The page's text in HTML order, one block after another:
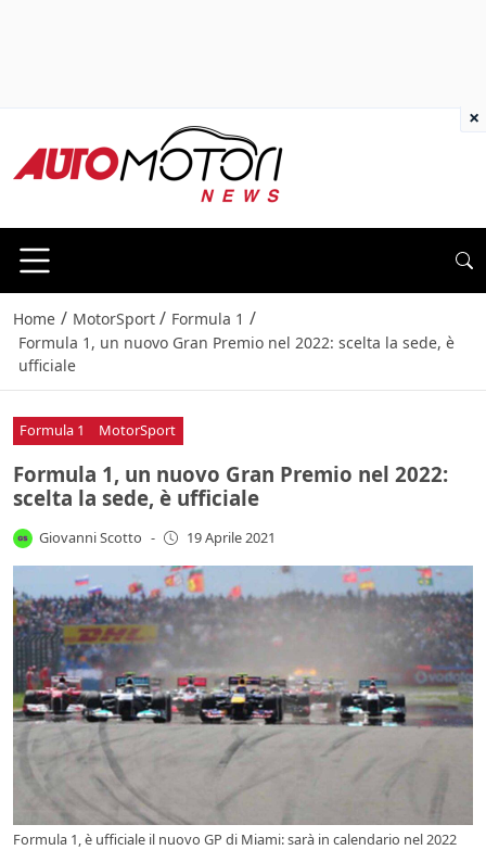
Home / MotorSport / Formula 1 /
Formula 1, un nuovo Gran Premio nel 2022: scelta la sede, è
ufficiale
Formula 1 MotorSport
Formula 1, un nuovo Gran Premio nel 2022:
scelta la sede, è ufficiale
Giovanni Scotto - 19 Aprile 2021
Formula 1, è ufficiale il nuovo GP di Miami: sarà in calendario nel 2022
×